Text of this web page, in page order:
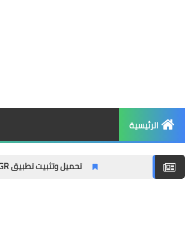
الرئيسية
تحميل وتثبيت تطبيق TGR النسخة القديمة – الدليل الشامل مع المميزات وطريقة التثبيت خطوة بخطوة